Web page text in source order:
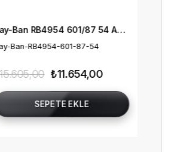
Ray-Ban-RB4954-601-69-54
₺11.654,00
₺15.605,00
SEPETE EKLE